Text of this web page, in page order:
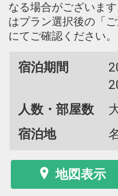
なる場合がございま
はプラン選択後の「
にてご確認ください。
宿泊期間
人数・部屋数
宿泊地
地図表示